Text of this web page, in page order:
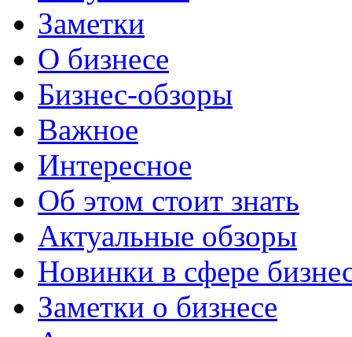
Заметки
О бизнесе
Бизнес-обзоры
Важное
Интересное
Об этом стоит знать
Актуальные обзоры
Новинки в сфере
Заметки о бизнесе